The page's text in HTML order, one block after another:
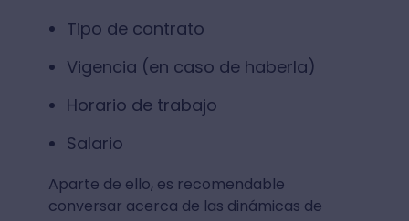
Tipo de contrato
Vigencia (en caso de haberla)
Horario de trabajo
Salario
Aparte de ello, es recomendable
conversar acerca de las dinámicas de